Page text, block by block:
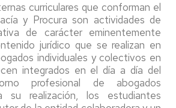
curriculares que conforman el
y Procura son actividades de
de carácter eminentemente
jurídico que se realizan en
individuales y colectivos en
integrados en el día a día del
profesional de abogados
su realización, los estudiantes